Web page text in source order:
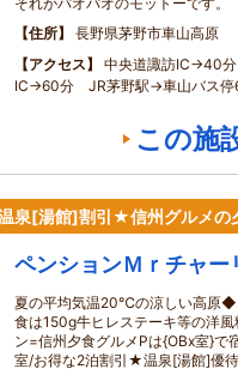
住所
長野県茅野市車山高原
アクセス
中央道諏訪IC→40
IC→60分 JR茅野駅→車山バス停
この施
泉[湯館]割引★信州グルメの
ペンションＭｒチャー
夏の平均気温20℃の涼しい高原
食は150g牛ヒレステーキ等の洋
ン=信州夕食グルメPは{OBx室}
室/お得な2泊割引★温泉[湯館]優